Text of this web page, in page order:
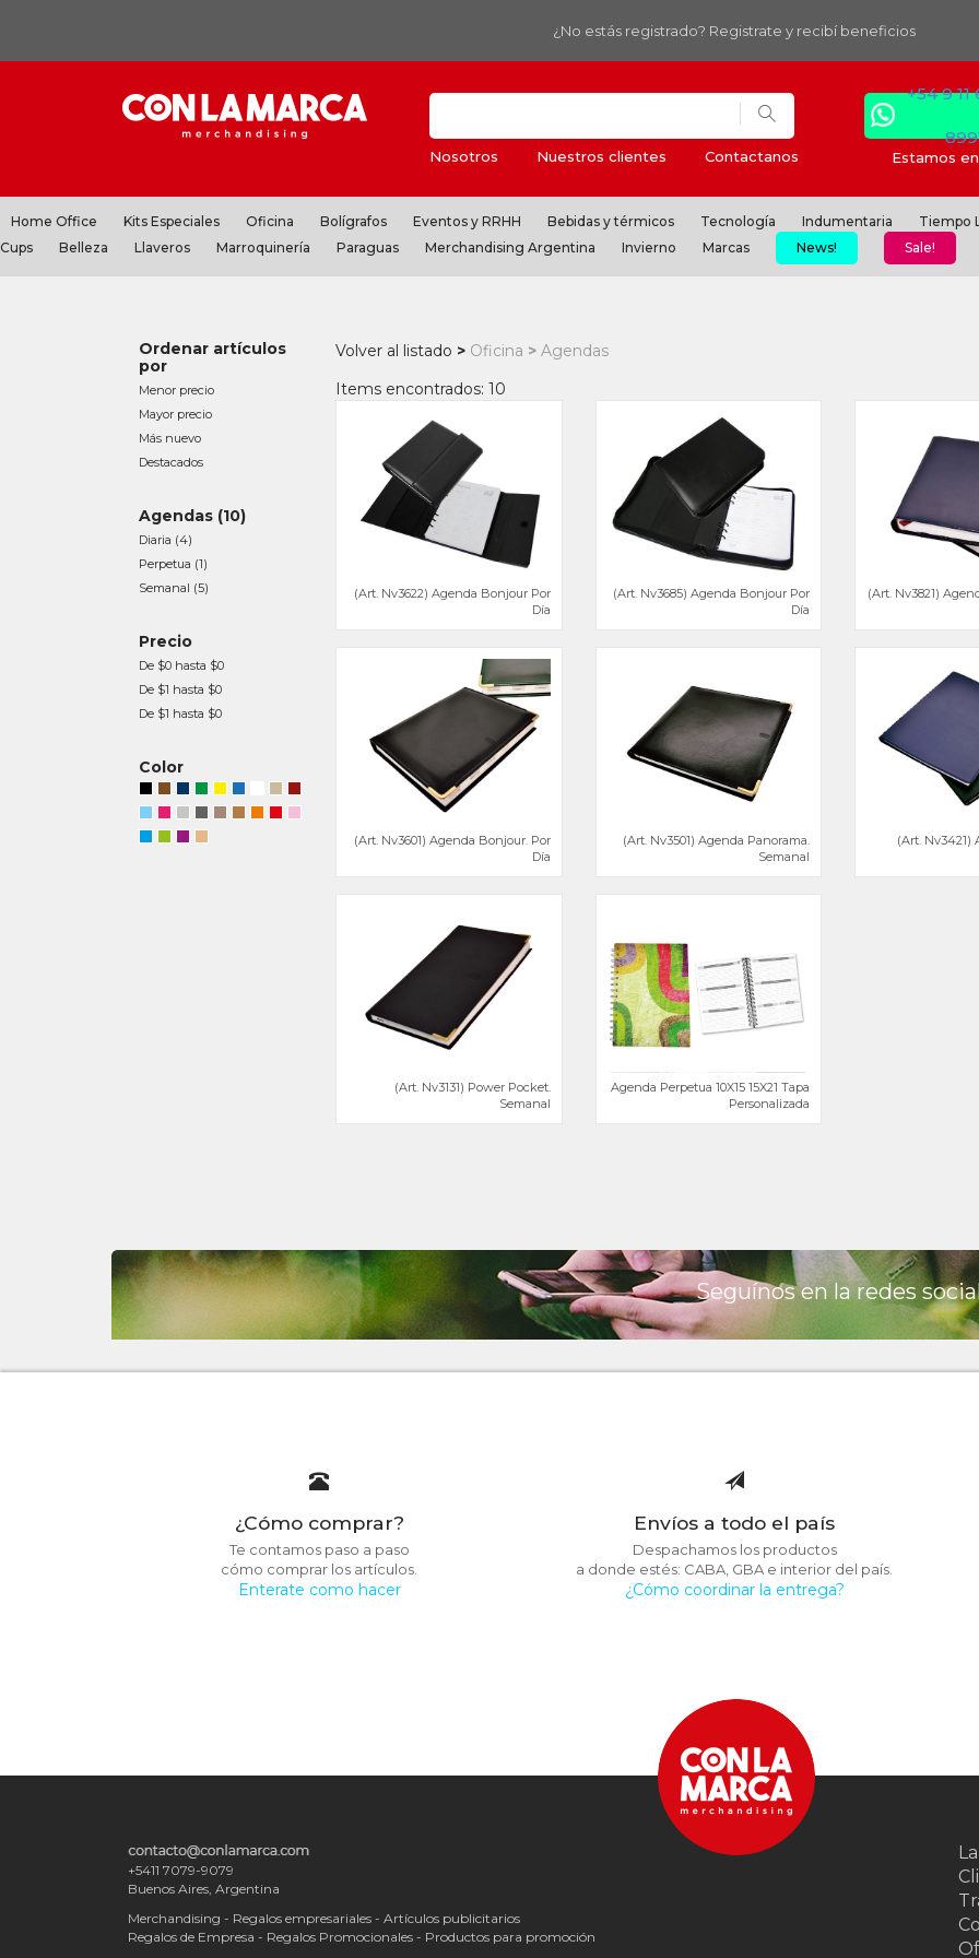
¿No estás registrado? Registrate y recibí beneficios
+54 9 11
Nosotros Nuestros clientes Contactanos Estamos
Home Office Kits Especiales Oficina Bolígrafos Eventos y RRHH Bebidas y térmicos Tecnología Indumentaria
Tiempo
Cups
Belleza Llaveros Marroquinería Paraguas Merchandising Argentina Invierno Marcas News! Sale!
Ordenar artículos
por
Menor precio
Mayor precio
Más nuevo
Destacados
Agendas (10)
Diaria (4)
Perpetua (1)
Semanal (5)
Precio
De $0 hasta $0
De $1 hasta $0
De $1 hasta $0
Color
Volver al listado Oficina
Agendas
Items encontrados: 10
(Art. Nv3622) Agenda Bonjour Por
Día
(Art. Nv3685) Agenda Bonjour Por
Día
(Art. Nv3821)
(Art. Nv3601) Agenda Bonjour. Por
Día
(Art. Nv3501) Agenda Panorama.
Semanal
(Art. Nv3421)
(Art. Nv3131) Power Pocket.
Semanal
Agenda Perpetua 10X15 15X21 Tapa
Personalizada
Seguínos en la redes
¿Cómo comprar?
Te contamos paso a paso
cómo comprar los artículos.
Enterate como hacer
Envíos a todo el país
Despachamos los productos
a donde estés: CABA, GBA e interior del país.
¿Cómo coordinar la entrega?
+5411 7079-9079
Buenos Aires, Argentina
Merchandising - Regalos empresariales - Artículos publicitarios
Regalos de Empresa - Regalos Promocionales - Productos para promoción